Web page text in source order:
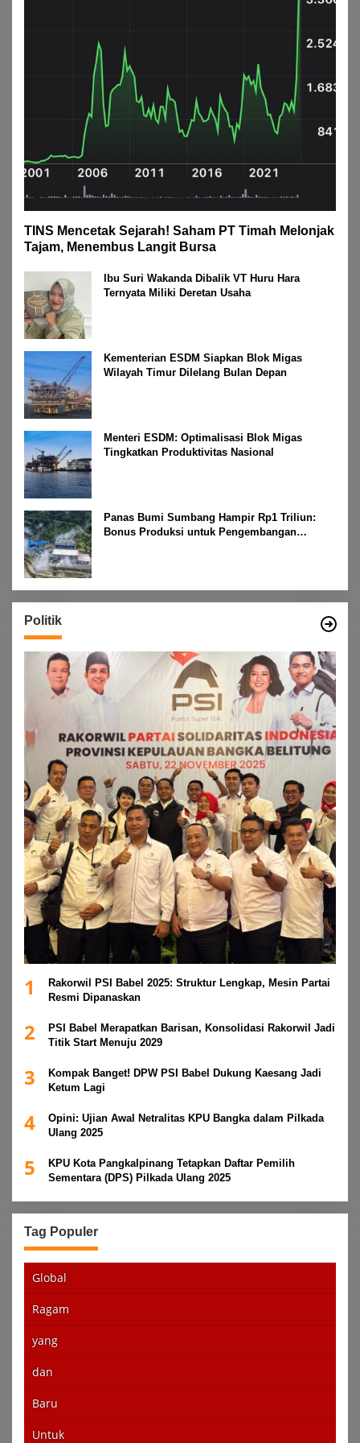
TINS Mencetak Sejarah! Saham PT Timah Melonjak
Tajam, Menembus Langit Bursa
Ibu Suri Wakanda Dibalik VT Huru Hara
Ternyata Miliki Deretan Usaha
Kementerian ESDM Siapkan Blok Migas
Wilayah Timur Dilelang Bulan Depan
Menteri ESDM: Optimalisasi Blok Migas
Tingkatkan Produktivitas Nasional
Panas Bumi Sumbang Hampir Rp1 Triliun:
Bonus Produksi untuk Pengembangan
Politik
1
Rakorwil PSI Babel 2025: Struktur Lengkap, Mesin Partai
Resmi Dipanaskan
2
PSI Babel Merapatkan Barisan, Konsolidasi Rakorwil Jadi
Titik Start Menuju 2029
3
Kompak Banget! DPW PSI Babel Dukung Kaesang Jadi
Ketum Lagi
4
Opini: Ujian Awal Netralitas KPU Bangka dalam Pilkada
Ulang 2025
5
KPU Kota Pangkalpinang Tetapkan Daftar Pemilih
Sementara (DPS) Pilkada Ulang 2025
Tag Populer
Global
Ragam
yang
dan
Baru
Untuk